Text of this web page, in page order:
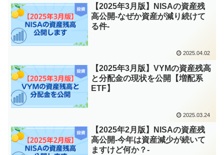
【2025年3月版】NISAの資産残
高公開-なぜか資産が減り続けて
る件-
2025.04.02
【2025年3月版】VYMの資産残高
と分配金の現状を公開【増配系
ETF】
2025.03.24
【2025年2月版】NISAの資産残
高公開-今年は資産減少が続いて
ますけど何か？-